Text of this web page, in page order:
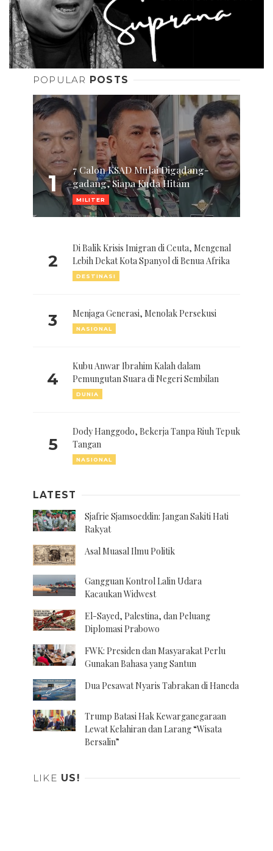
POPULAR POSTS
1
7 Calon KSAD Mulai Digadang-
gadang, Siapa Kuda Hitam
MILITER
2
Di Balik Krisis Imigran di Ceuta, Mengenal
Lebih Dekat Kota Spanyol di Benua Afrika
DESTINASI
3 Menjaga Generasi, Menolak Persekusi
NASIONAL
4
Kubu Anwar Ibrahim Kalah dalam
Pemungutan Suara di Negeri Sembilan
DUNIA
5
Dody Hanggodo, Bekerja Tanpa Riuh Tepuk
Tangan
NASIONAL
LATEST
Sjafrie Sjamsoeddin: Jangan Sakiti Hati
Rakyat
Asal Muasal Ilmu Politik
Gangguan Kontrol Lalin Udara
Kacaukan Widwest
El-Sayed, Palestina, dan Peluang
Diplomasi Prabowo
FWK: Presiden dan Masyarakat Perlu
Gunakan Bahasa yang Santun
Dua Pesawat Nyaris Tabrakan di Haneda
Trump Batasi Hak Kewarganegaraan
Lewat Kelahiran dan Larang “Wisata
Bersalin”
LIKE US!